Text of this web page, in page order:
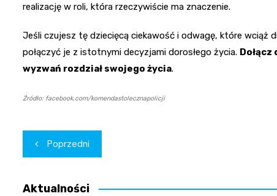
realizację w roli, która rzeczywiście ma znaczenie.
Jeśli czujesz tę dziecięcą ciekawość i odwagę, które
połączyć je z istotnymi decyzjami dorosłego życia.
wyzwań rozdział swojego życia.
Źródło: facebook.com/komendastolecznapolicji
Nawigacja
wpisu
Poprzedni
Aktualności